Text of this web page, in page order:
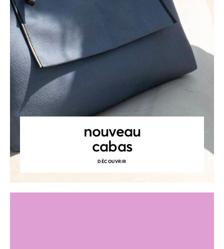
nouveau
cabas
DÉCOUVRIR